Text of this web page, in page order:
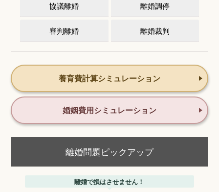
協議離婚 離婚調停
審判離婚 離婚裁判
養育費計算シミュレーション
婚姻費用シミュレーション
離婚問題ピックアップ
離婚で損はさせません！